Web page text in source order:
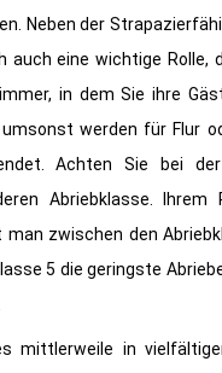
Neben der
auch eine wichtige Rolle,
in dem Sie ihre
werden für Flur
Achten Sie bei
Abriebklasse. Ihrem
zwischen den
5 die geringste
mittlerweile in